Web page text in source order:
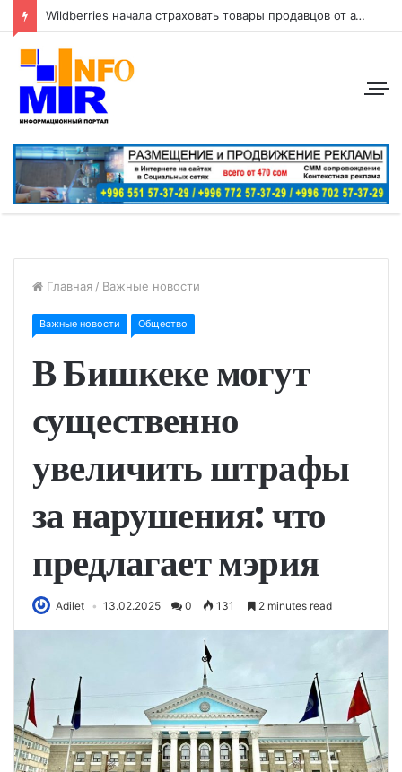
Wildberries начала страховать товары продавцов от атак беспилотников
Главная / Важные новости
Важные новости Общество
В Бишкеке могут
существенно
увеличить штрафы
за нарушения: что
предлагает мэрия
Adilet 13.02.2025 0 131 2 minutes read